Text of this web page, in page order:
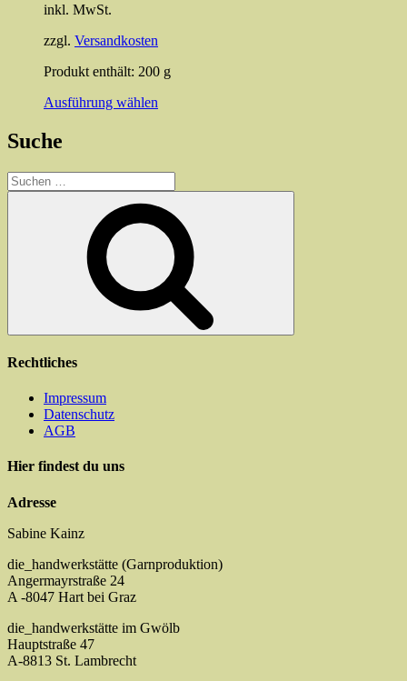
inkl. MwSt.
zzgl. Versandkosten
Produkt enthält: 200 g
Ausführung wählen
Optionen
können
auf
der
Produktseite
gewählt
werden
Suche
Suchen
nach:
Rechtliches
Impressum
Datenschutz
AGB
Hier findest du uns
Adresse
Sabine Kainz
die_handwerkstätte (Garnproduktion)
Angermayrstraße 24
A -8047 Hart bei Graz
die_handwerkstätte im Gwölb
Hauptstraße 47
A-8813 St. Lambrecht